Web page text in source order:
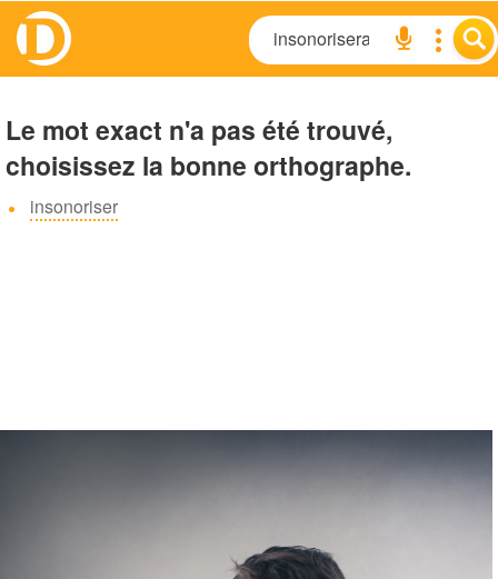
Le mot exact n'a pas été trouvé,
choisissez la bonne orthographe.
insonoriser